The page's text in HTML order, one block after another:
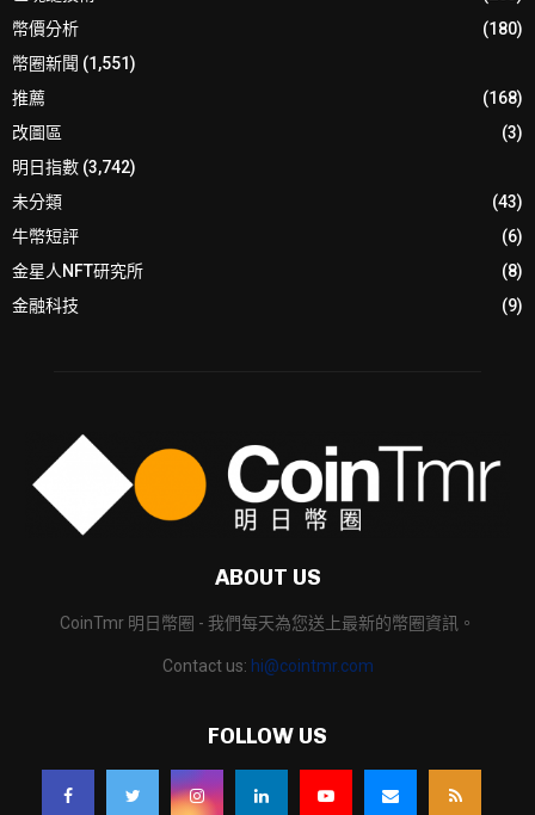
幣價分析
(180)
幣圈新聞 (1,551)
推薦
(168)
改圖區
(3)
明日指數 (3,742)
未分類
(43)
牛幣短評
(6)
金星人NFT研究所
(8)
金融科技
(9)
ABOUT US
CoinTmr 明日幣圈 - 我們每天為您送上最新的幣圈資訊。
Contact us: hi@cointmr.com
FOLLOW US